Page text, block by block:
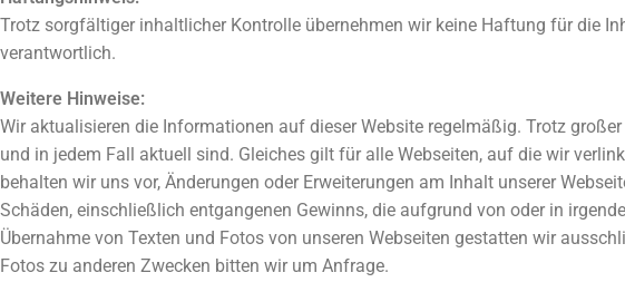
Trotz sorgfältiger inhaltlicher Kontrolle übernehmen wir keine Haftung für die
verantwortlich.
Weitere Hinweise:
Wir aktualisieren die Informationen auf dieser Website regelmäßig. Trotz
und in jedem Fall aktuell sind. Gleiches gilt für alle Webseiten, auf die wir
behalten wir uns vor, Änderungen oder Erweiterungen am Inhalt unserer
Schäden, einschließlich entgangenen Gewinns, die aufgrund von oder in
Übernahme von Texten und Fotos von unseren Webseiten gestatten wir
Fotos zu anderen Zwecken bitten wir um Anfrage.